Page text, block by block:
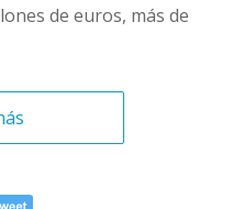
de euros, más de